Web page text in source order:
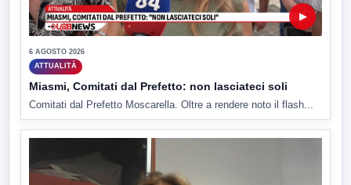
▶
6 AGOSTO 2026
ATTUALITÀ
Miasmi, Comitati dal Prefetto: non lasciateci soli
Comitati dal Prefetto Moscarella. Oltre a rendere noto il flash...